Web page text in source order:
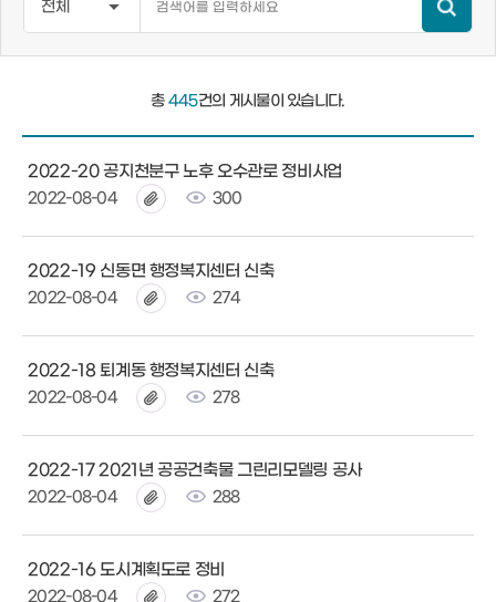
총445건의 게시물이 있습니다.
2022-20 공지천분구 노후 오수관로 정비사업
2022-08-04 300
2022-19 신동면 행정복지센터 신축
2022-08-04 274
2022-18 퇴계동 행정복지센터 신축
2022-08-04 278
2022-17 2021년 공공건축물 그린리모델링 공사
2022-08-04 288
2022-16 도시계획도로 정비
2022-08-04 272